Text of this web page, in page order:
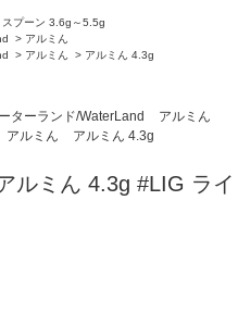
スプーン 3.6g～5.5g
> アルミん
> アルミん > アルミん 4.3g
ターランド/WaterLand
アルミん
アルミん アルミん 4.3g
ルミん 4.3g #LIG ライ